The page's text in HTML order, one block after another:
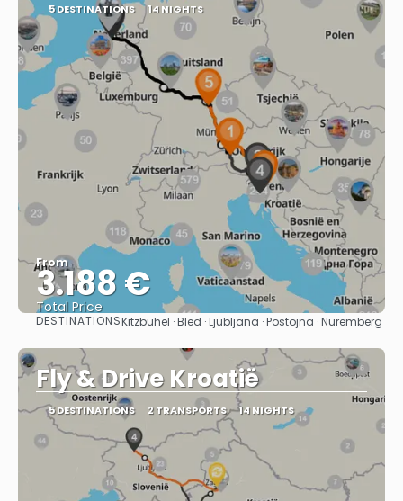
5 DESTINATIONS 14 NIGHTS
From
3.188 €
Total Price
See
DESTINATIONSKitzbühel · Bled · Ljubljana · Postojna · Nuremberg
Fly & Drive Kroatië
5 DESTINATIONS 2 TRANSPORTS 14 NIGHTS